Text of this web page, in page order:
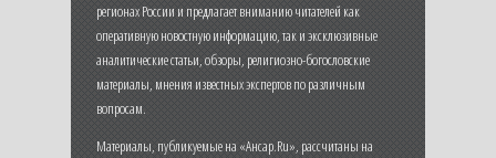
регионах России и предлагает вниманию читателей как
оперативную новостную информацию, так и эксклюзивные
аналитические статьи, обзоры, религиозно-богословские
материалы, мнения известных экспертов по различным
вопросам.
Материалы, публикуемые на «Ансар.Ru», рассчитаны на